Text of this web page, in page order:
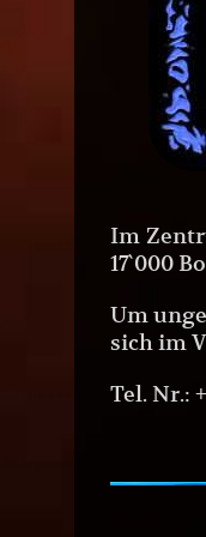
Im
17`000
Um
sich im
Tel. Nr.: